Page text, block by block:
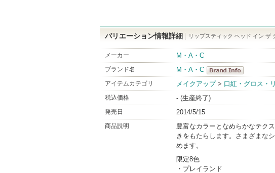
バリエーション情報詳細 リップスティック ヘッド イン ザ
メーカー M・A・C
ブランド名
M・A・C
M・A・C
BrandInfo
アイテムカテゴリ メイクアップ> 口紅・グロス・
税込価格 - (生産終了)
発売日 2014/5/15
商品説明 豊富なカラーとなめらかなテク
きをもたらします。さまざまな
めます。
限定8色
・プレイランド